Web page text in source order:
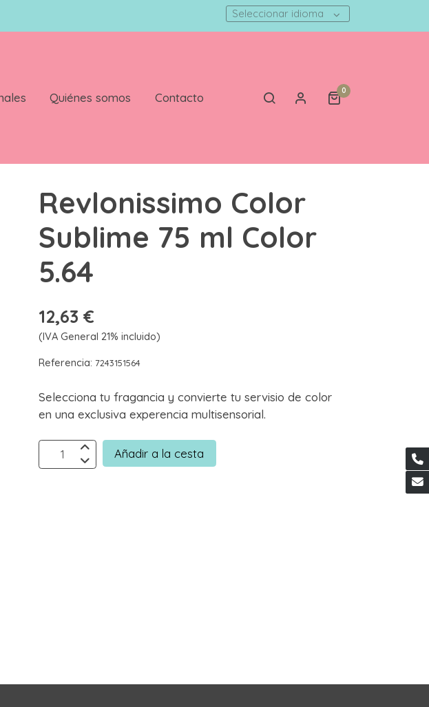
Seleccionar idioma
Quiénes somos Contacto 0
Revlonissimo Color
Sublime 75 ml Color
5.64
12,63 €
(IVA General 21% incluido)
Referencia:7243151564
Selecciona tu fragancia y convierte tu servisio de color
en una exclusiva experencia multisensorial.
Añadir a la cesta